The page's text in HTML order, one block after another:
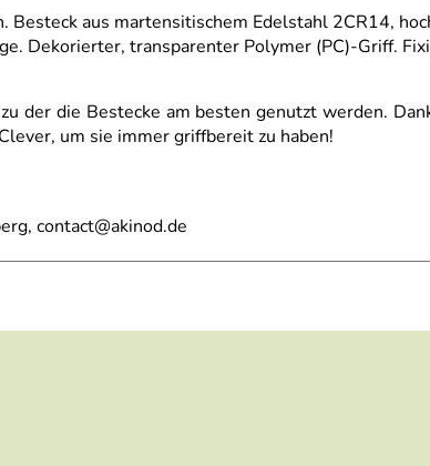
aus martensitischem Edelstahl 2CR14,
Dekorierter, transparenter Polymer (PC)-Griff.
der die Bestecke am besten genutzt werden.
um sie immer griffbereit zu haben!
contact@akinod.de